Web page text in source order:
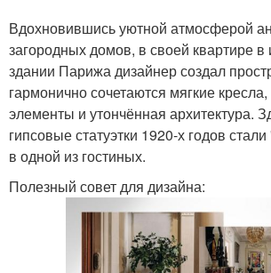
Вдохновившись уютной атмосферой
загородных домов, в своей квартире в
здании Парижа дизайнер создал
гармонично сочетаются мягкие
элементы и утончённая архитектура.
гипсовые статуэтки 1920-х годов
в одной из гостиных.
Полезный совет для дизайна: